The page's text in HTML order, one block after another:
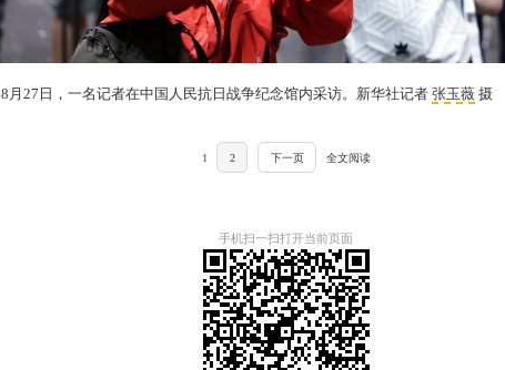
8月27日，一名记者在中国人民抗日战争纪念馆内采访。新华社记者张玉薇 摄
1 2 下一页 全文阅读
手机扫一扫打开当前页面